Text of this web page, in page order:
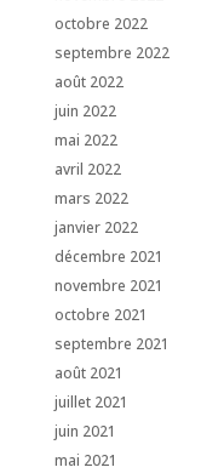
octobre 2022
septembre 2022
août 2022
juin 2022
mai 2022
avril 2022
mars 2022
janvier 2022
décembre 2021
novembre 2021
octobre 2021
septembre 2021
août 2021
juillet 2021
juin 2021
mai 2021